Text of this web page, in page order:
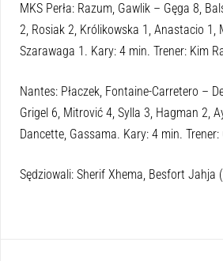
MKS Perła: Razum, Gawlik – Gęga 8,
2, Rosiak 2, Królikowska 1, Anastacio 1,
Szarawaga 1. Kary: 4 min. Trener: Kim
Nantes: Płaczek, Fontaine-Carretero –
Grigel 6, Mitrović 4, Sylla 3, Hagman 2,
Dancette, Gassama. Kary: 4 min.
Sędziowali: Sherif Xhema, Besfort Jahja